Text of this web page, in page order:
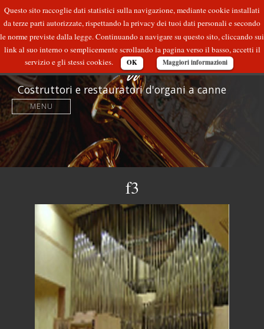
Costruttori e restauratori d'organi a canne
MENU
f3
Questo sito raccoglie dati statistici sulla navigazione, mediante cookie installati
da terze parti autorizzate, rispettando la privacy dei tuoi dati personali e secondo
le norme previste dalla legge. Continuando a navigare su questo sito, cliccando sui
link al suo interno o semplicemente scrollando la pagina verso il basso, accetti il
servizio e gli stessi cookies.
OK Maggiori informazioni